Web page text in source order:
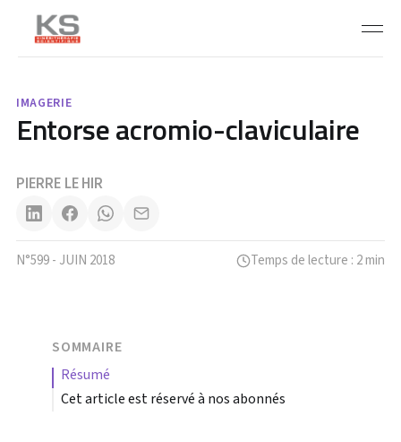
IMAGERIE
Entorse acromio-claviculaire
PIERRE LE HIR
N°599 - JUIN 2018 Temps de lecture : 2 min
SOMMAIRE
résumé
Cet article est réservé à nos abonnés